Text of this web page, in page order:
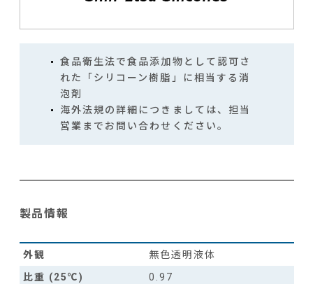
食品衛生法で食品添加物として認可さ
れた「シリコーン樹脂」に相当する消
泡剤
海外法規の詳細につきましては、担当
営業までお問い合わせください。
製品情報
外観
無色透明液体
比重 (25℃)
0.97